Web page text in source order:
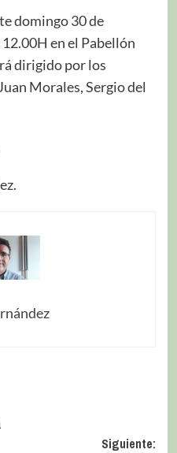
domingo 30 de
en el Pabellón
dirigido por los
Morales, Sergio del
Siguiente: